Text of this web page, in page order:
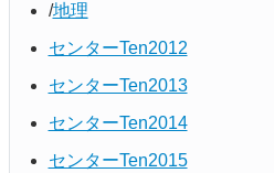
地理
センターTen2012
センターTen2013
センターTen2014
センターTen2015